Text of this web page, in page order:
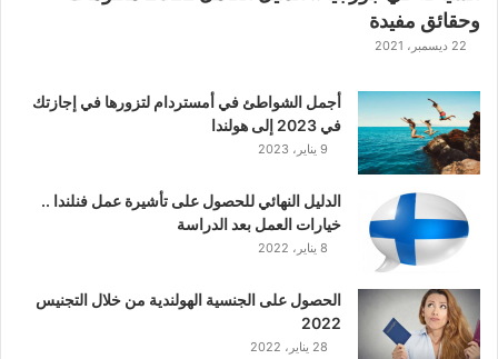
ل
ا
س
ي
ك
ر
ب
ي
وحقائق مفيدة
22 ديسمبر، 2021
أجمل الشواطئ في أمستردام لتزورها في إجازتك
في 2023 إلى هولندا
9 يناير، 2023
الدليل النهائي للحصول على تأشيرة عمل فنلندا ..
خيارات العمل بعد الدراسة
8 يناير، 2022
الحصول على الجنسية الهولندية من خلال التجنيس
2022
28 يناير، 2022